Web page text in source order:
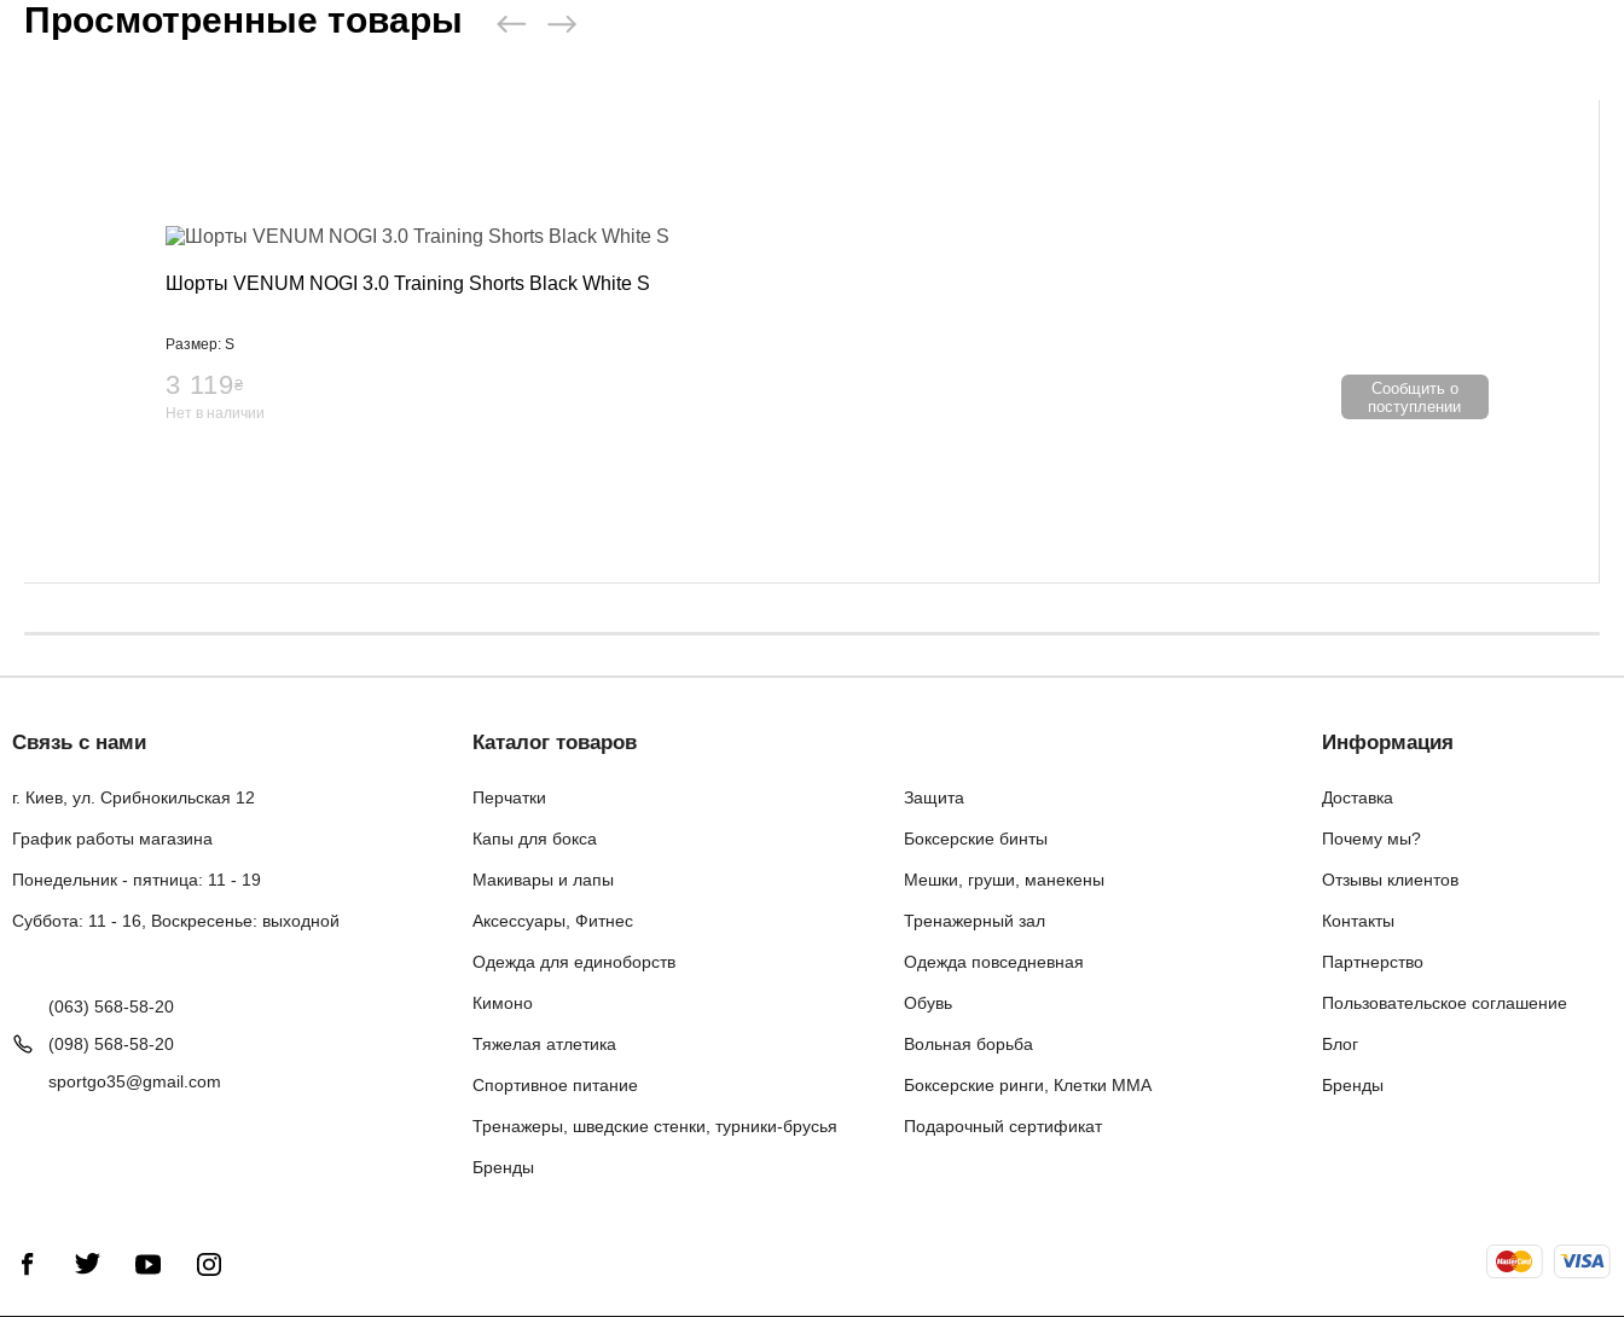
Просмотренные товары
Шорты VENUM NOGI 3.0 Training Shorts Black White S
Размер: S
3 119₴
Нет в наличии
Сообщить о
поступлении
Связь с нами
г. Киев, ул. Срибнокильская 12
График работы магазина
Понедельник - пятница: 11 - 19
Суббота: 11 - 16, Воскресенье: выходной
(063) 568-58-20
(098) 568-58-20
sportgo35@gmail.com
Каталог товаров
Перчатки Защита
Капы для бокса Боксерские бинты
Макивары и лапы Мешки, груши, манекены
Аксессуары, Фитнес Тренажерный зал
Одежда для единоборств Одежда повседневная
Кимоно Обувь
Тяжелая атлетика Вольная борьба
Спортивное питание Боксерские ринги, Клетки ММА
Тренажеры, шведские стенки, турники-брусья Подарочный сертификат
Бренды
Информация
Доставка
Почему мы?
Отзывы клиентов
Контакты
Партнерство
Пользовательское соглашение
Блог
Бренды